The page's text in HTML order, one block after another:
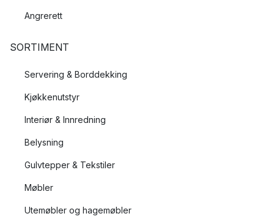
Angrerett
SORTIMENT
Servering & Borddekking
Kjøkkenutstyr
Interiør & Innredning
Belysning
Gulvtepper & Tekstiler
Møbler
Utemøbler og hagemøbler